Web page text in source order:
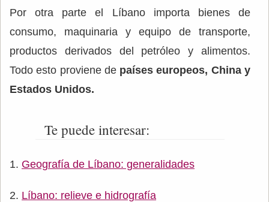
Por otra parte el Líbano importa bienes de
consumo, maquinaria y equipo de transporte,
productos derivados del petróleo y alimentos.
Todo esto proviene de países europeos, China y
Estados Unidos.
Te puede interesar:
Geografía de Líbano: generalidades
Líbano: relieve e hidrografía